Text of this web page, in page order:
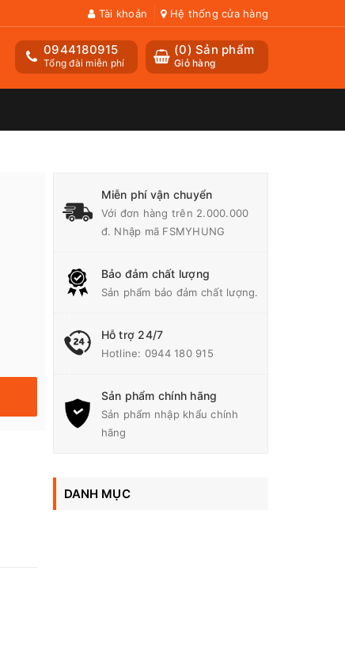
Tài khoản Hệ thống cửa hàng
(0) Sản phẩm
Giỏ hàng
0944180915
Tổng đài miễn phí
Miễn phí vận chuyển
Với đơn hàng trên 2.000.000
đ. Nhập mã FSMYHUNG
Bảo đảm chất lượng
Sản phẩm bảo đảm chất lượng.
Hỗ trợ 24/7
Hotline: 0944 180 915
Sản phẩm chính hãng
Sản phẩm nhập khẩu chính
hãng
DANH MỤC